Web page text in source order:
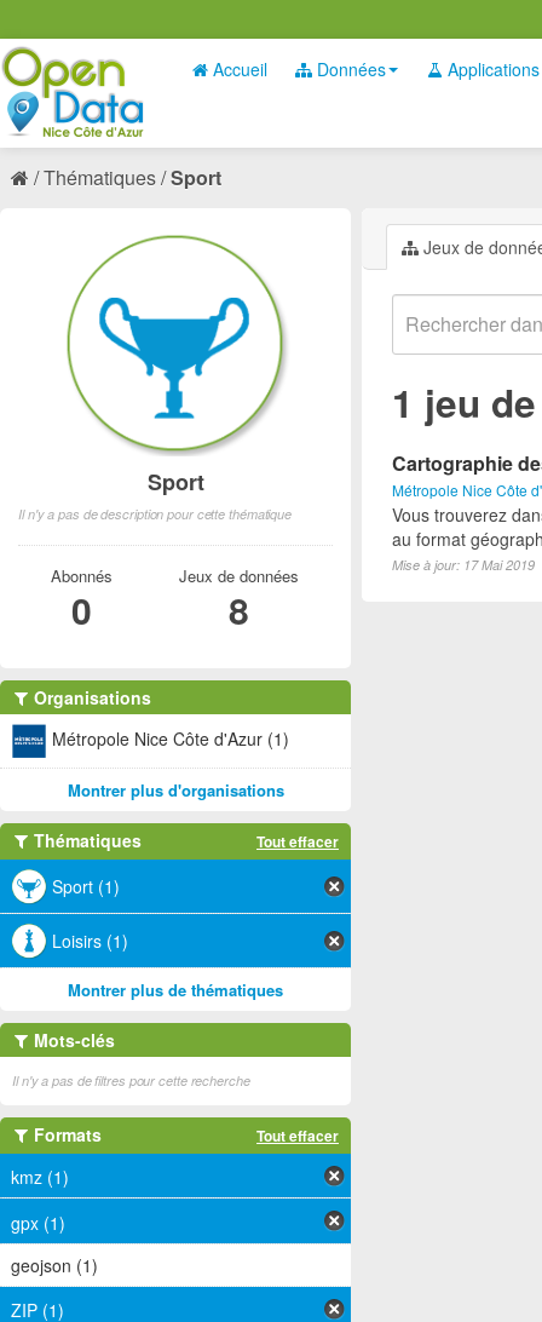
Accueil Données Applications
Thématiques Sport
Jeux de
1 jeu
Cartographie
Métropole Nice Côte
Vous trouverez
au format
Mise à jour: 17 Mai 2019
Sport
Il n'y a pas de description pour cette thématique
Abonnés
0
Jeux de données
8
Organisations
Métropole Nice Côte d'Azur (1)
Montrer plus d'organisations
Thématiques Tout effacer
Sport (1)
Loisirs (1)
Montrer plus de thématiques
Mots-clés
Il n'y a pas de filtres pour cette recherche
Formats Tout effacer
kmz (1)
gpx (1)
geojson (1)
ZIP (1)